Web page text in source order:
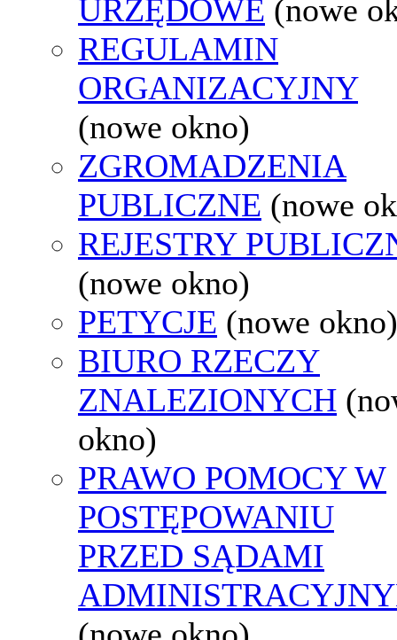
URZĘDOWE (nowe
REGULAMIN
ORGANIZACYJNY
(nowe okno)
ZGROMADZENIA
PUBLICZNE (nowe
REJESTRY
(nowe okno)
PETYCJE (nowe okno)
BIURO RZECZY
ZNALEZIONYCH
okno)
PRAWO POMOCY W
POSTĘPOWANIU
PRZED SĄDAMI